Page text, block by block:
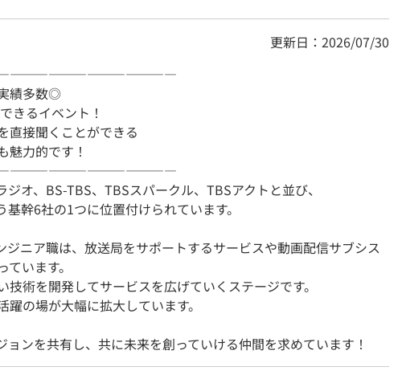
更新日：2026/07/30
績多数◎
きるイベント！
直接聞くことができる
魅力的です！
オ、BS-TBS、TBSスパークル、TBSアクトと並び、
幹6社の1つに位置付けられています。
ジニア職は、放送局をサポートするサービスや動画配信サブシス
います。
技術を開発してサービスを広げていくステージです。
の場が大幅に拡大しています。
ンを共有し、共に未来を創っていける仲間を求めています！